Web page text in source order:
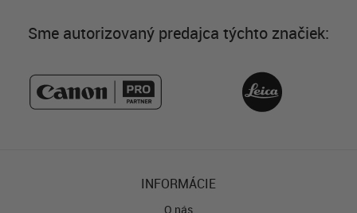
Sme autorizovaný predajca týchto značiek:
INFORMÁCIE
O nás